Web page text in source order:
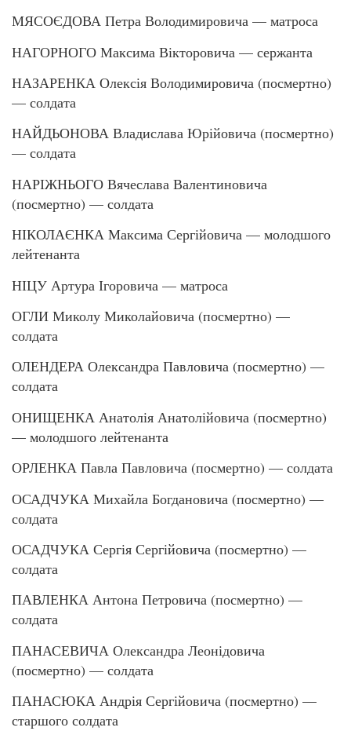
МЯСОЄДОВА Петра Володимировича — матроса
НАГОРНОГО Максима Вікторовича — сержанта
НАЗАРЕНКА Олексія Володимировича (посмертно)
— солдата
НАЙДЬОНОВА Владислава Юрійовича (посмертно)
— солдата
НАРІЖНЬОГО Вячеслава Валентиновича
(посмертно) — солдата
НІКОЛАЄНКА Максима Сергійовича — молодшого
лейтенанта
НІЦУ Артура Ігоровича — матроса
ОГЛИ Миколу Миколайовича (посмертно) —
солдата
ОЛЕНДЕРА Олександра Павловича (посмертно) —
солдата
ОНИЩЕНКА Анатолія Анатолійовича (посмертно)
— молодшого лейтенанта
ОРЛЕНКА Павла Павловича (посмертно) — солдата
ОСАДЧУКА Михайла Богдановича (посмертно) —
солдата
ОСАДЧУКА Сергія Сергійовича (посмертно) —
солдата
ПАВЛЕНКА Антона Петровича (посмертно) —
солдата
ПАНАСЕВИЧА Олександра Леонідовича
(посмертно) — солдата
ПАНАСЮКА Андрія Сергійовича (посмертно) —
старшого солдата